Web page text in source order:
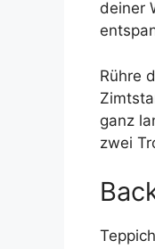
deiner
Rühre
ganz
zwei